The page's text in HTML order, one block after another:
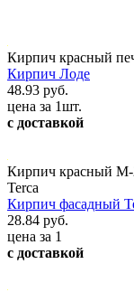
Кирпич красный
Кирпич Лоде
48.93 руб.
цена за 1шт.
с доставкой
Кирпич красный М-
Terca
Кирпич фасадный
28.84 руб.
цена за 1
с доставкой